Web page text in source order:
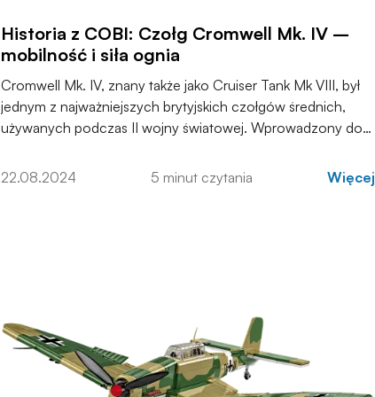
Historia z COBI: Czołg Cromwell Mk. IV –
mobilność i siła ognia
Cromwell Mk. IV, znany także jako Cruiser Tank Mk VIII, był
jednym z najważniejszych brytyjskich czołgów średnich,
używanych podczas II wojny światowej. Wprowadzony do
brytyjskich i sojuszniczych sił zbrojnych na różnych
22.08.2024 5 minut czytania Więcej